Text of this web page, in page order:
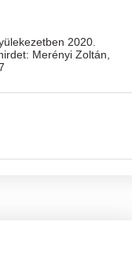
2020.
Merényi Zoltán,